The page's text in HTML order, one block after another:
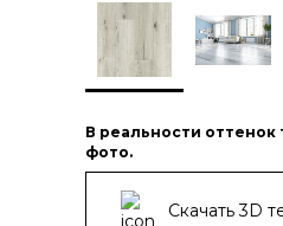
В реальности оттенок
фото.
Скачать 3D